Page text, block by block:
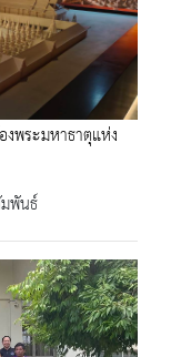
พระมหาธาตุแห่ง
พันธ์